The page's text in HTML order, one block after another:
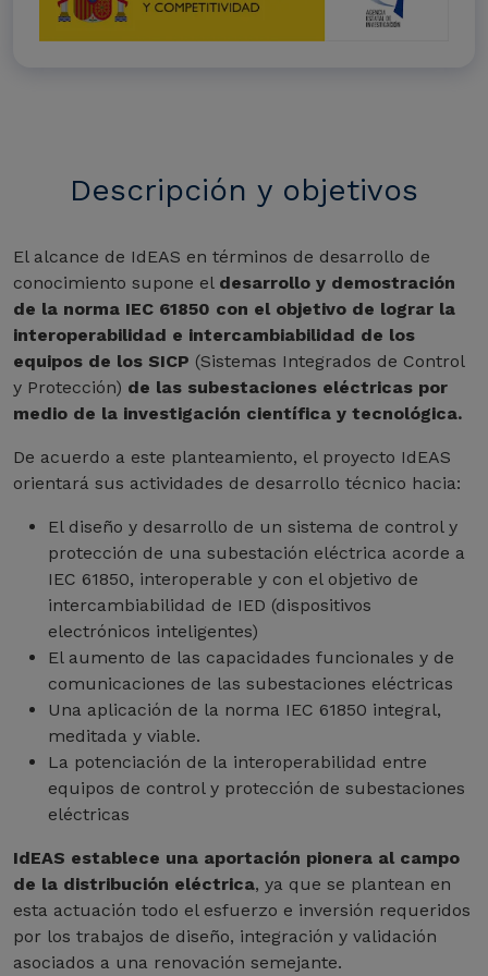
Descripción y objetivos
El alcance de IdEAS en términos de desarrollo de
conocimiento supone el desarrollo y demostración
de la norma IEC 61850 con el objetivo de lograr la
interoperabilidad e intercambiabilidad de los
equipos de los SICP (Sistemas Integrados de Control
y Protección) de las subestaciones eléctricas por
medio de la investigación científica y tecnológica.
De acuerdo a este planteamiento, el proyecto IdEAS
orientará sus actividades de desarrollo técnico hacia:
El diseño y desarrollo de un sistema de control y
protección de una subestación eléctrica acorde a
IEC 61850, interoperable y con el objetivo de
intercambiabilidad de IED (dispositivos
electrónicos inteligentes)
El aumento de las capacidades funcionales y de
comunicaciones de las subestaciones eléctricas
Una aplicación de la norma IEC 61850 integral,
meditada y viable.
La potenciación de la interoperabilidad entre
equipos de control y protección de subestaciones
eléctricas
IdEAS establece una aportación pionera al campo
de la distribución eléctrica, ya que se plantean en
esta actuación todo el esfuerzo e inversión requeridos
por los trabajos de diseño, integración y validación
asociados a una renovación semejante.